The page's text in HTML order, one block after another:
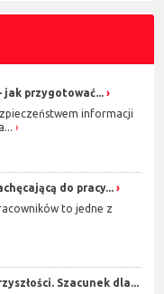
jak przygotować...
informacji
do pracy...
to jedne z
Szacunek dla...